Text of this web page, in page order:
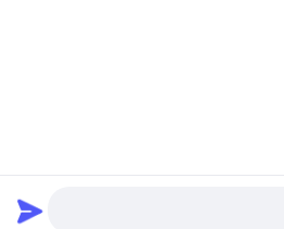
الصين جودة جيدة مضخات المكبس الهيدروليكي المورد. حقوق الطبع والنشر © 2022-